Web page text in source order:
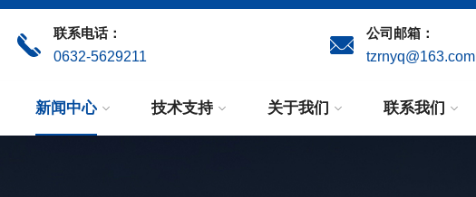
联系电话：
0632-5629211
公司邮箱：
tzrnyq@163.com
新闻中心 技术支持 关于我们 联系我们